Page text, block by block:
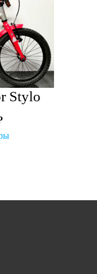
Stylo